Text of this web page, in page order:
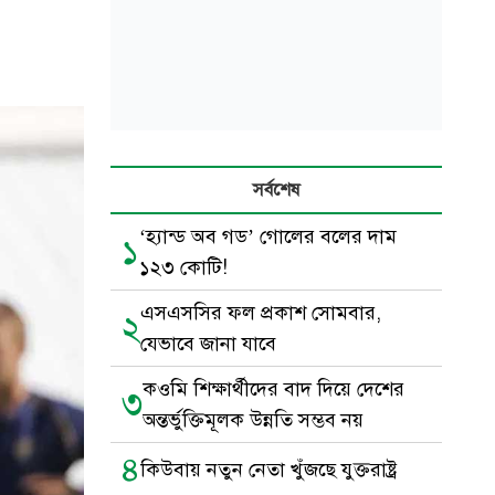
সর্বশেষ
১‘হ্যান্ড অব গড’ গোলের বলের দাম
১২৩ কোটি!
২এসএসসির ফল প্রকাশ সোমবার,
যেভাবে জানা যাবে
৩কওমি শিক্ষার্থীদের বাদ দিয়ে দেশের
অন্তর্ভুক্তিমূলক উন্নতি সম্ভব নয়
৪কিউবায় নতুন নেতা খুঁজছে যুক্তরাষ্ট্র